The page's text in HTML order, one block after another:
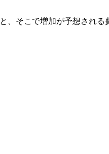
、そこで増加が予想される